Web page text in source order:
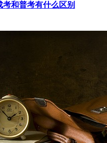
和普考有什么区别